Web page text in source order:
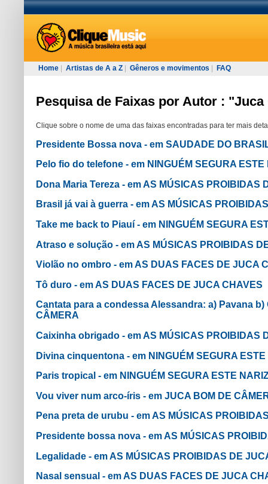
Home Artistas de A a Z Gêneros e movimentos FAQ
Pesquisa de Faixas por Autor : "Juca
Clique sobre o nome de uma das faixas encontradas para ter mais
Presidente Bossa nova - em SAUDADE DO
Pelo fio do telefone - em NINGUÉM SEGURA ESTE
Dona Maria Tereza - em AS MÚSICAS PROIBIDAS
Brasil já vai à guerra - em AS MÚSICAS
Take me back to Piauí - em NINGUÉM SEGURA
Atraso e solução - em AS MÚSICAS PROIBIDAS
Violão no ombro - em AS DUAS FACES DE JUCA
Tô duro - em AS DUAS FACES DE JUCA CHAVES
Cantata para a condessa Alessandra: a) Pavana b)
CÂMERA
Caixinha obrigado - em AS MÚSICAS PROIBIDAS
Divina cinquentona - em NINGUÉM SEGURA ESTE
Paris tropical - em NINGUÉM SEGURA ESTE
Vou viver num arco-íris - em JUCA BOM DE
Pena preta de urubu - em AS MÚSICAS
Presidente bossa nova - em AS MÚSICAS
Legalidade - em AS MÚSICAS PROIBIDAS DE
Nasal sensual - em AS DUAS FACES DE JUCA